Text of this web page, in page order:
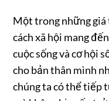
Một trong những giá
cách xã hội mang
cuộc sống và cơ hội
cho bản thân mình
chúng ta có thể tiếp